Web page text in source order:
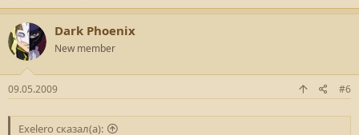
Dark Phoenix
New member
09.05.2009 #6
Exelero сказал(а):